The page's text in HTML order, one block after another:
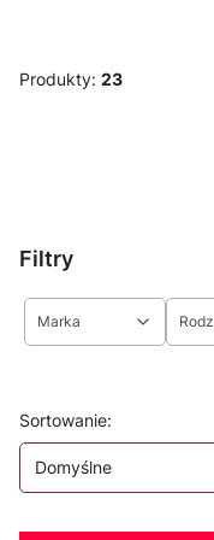
Produkty: 23
Filtry
Marka
Lista produktów
Sortowanie:
Domyślne